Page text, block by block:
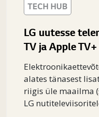
TECH HUB
LG uutesse
TV ja Apple
alates tänasest
riigis üle maailma
LG